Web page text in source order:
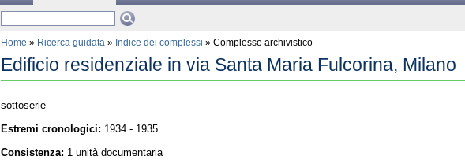
Home » Ricerca guidata » Indice dei complessi » Complesso archivistico
Edificio residenziale in via Santa Maria Fulcorina, Milano
sottoserie
Estremi cronologici: 1934 - 1935
Consistenza: 1 unità documentaria